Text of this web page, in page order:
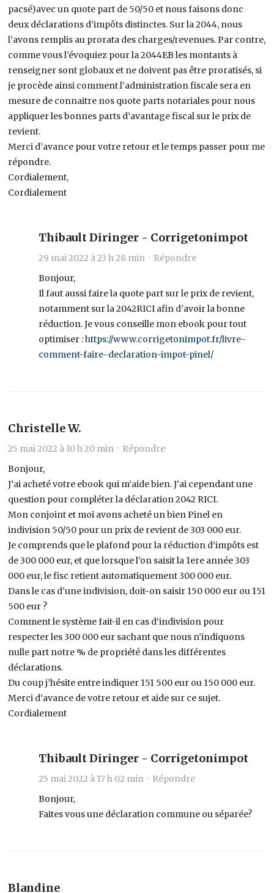
pacsé)avec un quote part de 50/50 et nous faisons donc
deux déclarations d’impôts distinctes. Sur la 2044, nous
l’avons remplis au prorata des charges/revenues. Par contre,
comme vous l’évoquiez pour la 2044EB les montants à
renseigner sont globaux et ne doivent pas être proratisés, si
je procède ainsi comment l’administration fiscale sera en
mesure de connaitre nos quote parts notariales pour nous
appliquer les bonnes parts d’avantage fiscal sur le prix de
revient.
Merci d’avance pour votre retour et le temps passer pour me
répondre.
Cordialement,
Cordialement
Thibault Diringer - Corrigetonimpot
29 mai 2022 à 23 h 28 min · Répondre
Bonjour,
Il faut aussi faire la quote part sur le prix de revient,
notamment sur la 2042RICI afin d’avoir la bonne
réduction. Je vous conseille mon ebook pour tout
optimiser :https://www.corrigetonimpot.fr/livre-
comment-faire-declaration-impot-pinel/
Christelle W.
25 mai 2022 à 10 h 20 min · Répondre
Bonjour,
J’ai acheté votre ebook qui m’aide bien. J’ai cependant une
question pour compléter la déclaration 2042 RICI.
Mon conjoint et moi avons acheté un bien Pinel en
indivision 50/50 pour un prix de revient de 303 000 eur.
Je comprends que le plafond pour la réduction d’impôts est
de 300 000 eur, et que lorsque l’on saisit la 1ere année 303
000 eur, le fisc retient automatiquement 300 000 eur.
Dans le cas d’une indivision, doit-on saisir 150 000 eur ou 151
500 eur ?
Comment le système fait-il en cas d’indivision pour
respecter les 300 000 eur sachant que nous n’indiquons
nulle part notre % de propriété dans les différentes
déclarations.
Du coup j’hésite entre indiquer 151 500 eur ou 150 000 eur.
Merci d’avance de votre retour et aide sur ce sujet.
Cordialement
Thibault Diringer - Corrigetonimpot
25 mai 2022 à 17 h 02 min · Répondre
Bonjour,
Faites vous une déclaration commune ou séparée?
Blandine